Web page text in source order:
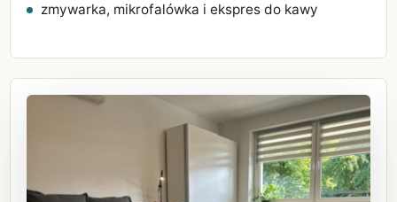
zmywarka, mikrofalówka i ekspres do kawy